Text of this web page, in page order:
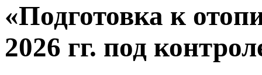
«Подготовка к
2026 гг. под